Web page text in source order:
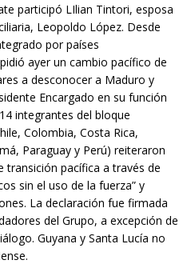
participó LIlian Tintori, esposa
Leopoldo López. Desde
por países
ayer un cambio pacífico de
a desconocer a Maduro y
Encargado en su función
integrantes del bloque
Colombia, Costa Rica,
Paraguay y Perú) reiteraron
transición pacífica a través de
sin el uso de la fuerza” y
La declaración fue firmada
del Grupo, a excepción de
Guyana y Santa Lucía no